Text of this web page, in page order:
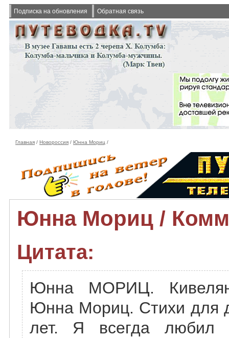
Подписка на обновления Обратная связь
Главная /Новороссия /Юнна Мориц /
Юнна Мориц /
Цитата:
Юнна МОРИЦ.
Юнна Мориц. Стихи для
лет. Я всегда любил